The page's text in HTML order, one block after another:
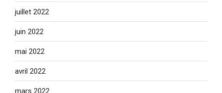
juillet 2022
juin 2022
mai 2022
avril 2022
mars 2022